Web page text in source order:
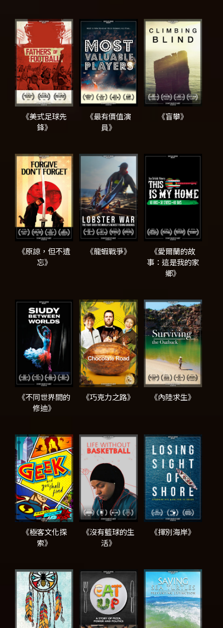
《美式足球先
鋒》
《最有價值演
員》
《盲攀》
《原諒，但不遺
忘》
《龍蝦戰爭》
《愛爾蘭的故
事：這是我的家
鄉》
《不同世界間的
修迪》
《巧克力之路》 《內陸求生》
《極客文化探
索》
《沒有籃球的生
活》
《揮別海岸》